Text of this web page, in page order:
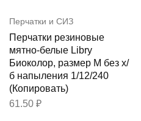
Перчатки и СИЗ
Перчатки резиновые
мятно-белые Libry
Биоколор, размер М без х/
б напыления 1/12/240
(Копировать)
61.50 ₽